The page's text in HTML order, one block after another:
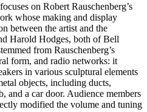
on Robert Rauschenberg’s
whose making and display
between the artist and the
Harold Hodges, both of Bell
from Rauschenberg’s
form, and radio networks: it
in various sculptural elements
objects, including ducts,
and a car door. Audience members
modified the volume and tuning